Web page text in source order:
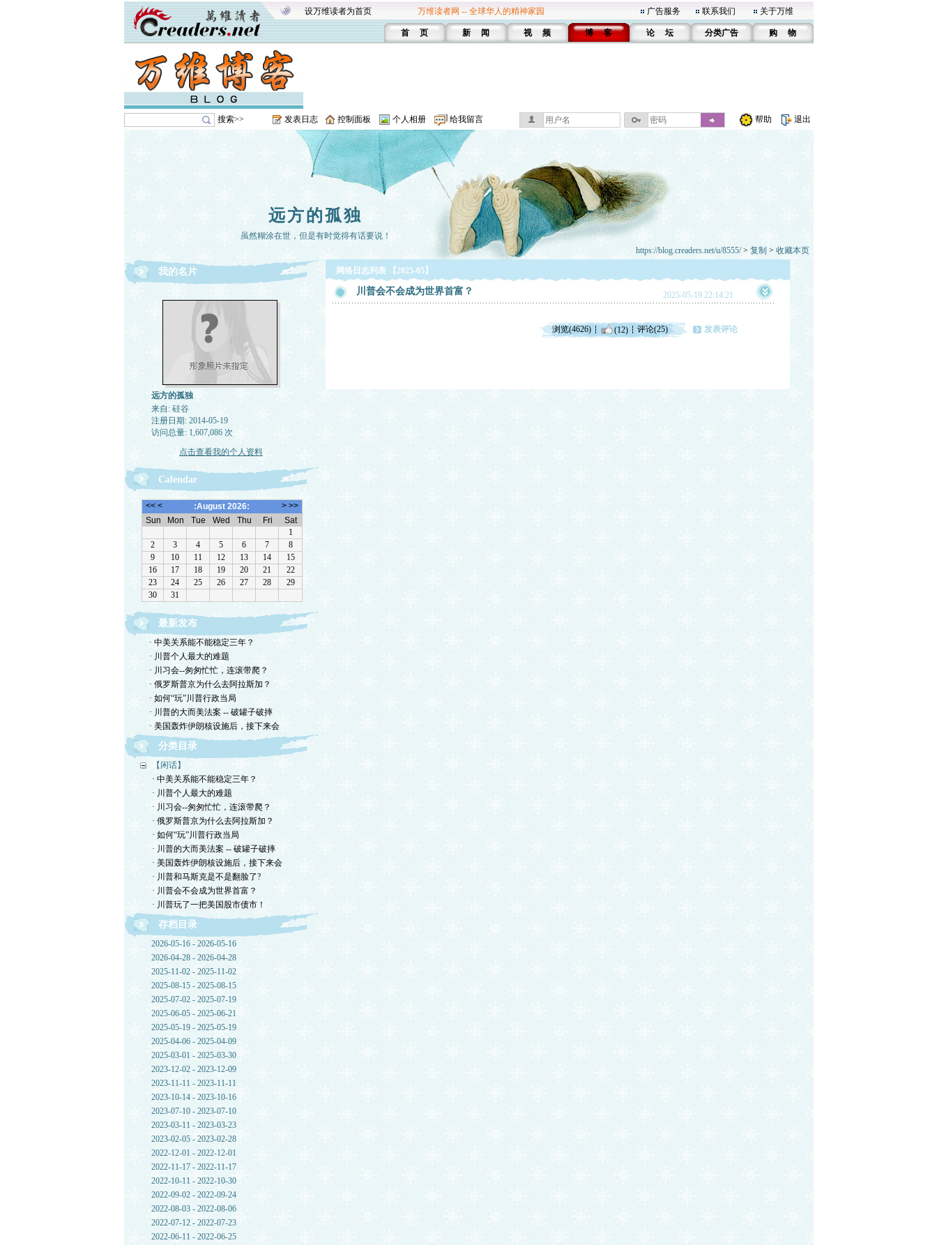
设万维读者为首页 万维读者网 -- 全球华人的精神家园 广告服务 联系我们 关于万维
首 页 新 闻 视 频 博 客 论 坛 分类广告 购 物
搜索>> 发表日志 控制面板 个人相册 给我留言 帮助 退出
远方的孤独
虽然糊涂在世，但是有时觉得有话要说！
https://blog.creaders.net/u/8555/> 复制 > 收藏本页
我的名片
远方的孤独
来自: 硅谷
注册日期: 2014-05-19
访问总量: 1,607,086 次
点击查看我的个人资料
Calendar
最新发布
· 中美关系能不能稳定三年？
· 川普个人最大的难题
· 川习会--匆匆忙忙，连滚带爬？
· 俄罗斯普京为什么去阿拉斯加？
· 如何“玩”川普行政当局
· 川普的大而美法案 -- 破罐子破摔
· 美国轰炸伊朗核设施后，接下来会
分类目录
【闲话】
· 中美关系能不能稳定三年？
· 川普个人最大的难题
· 川习会--匆匆忙忙，连滚带爬？
· 俄罗斯普京为什么去阿拉斯加？
· 如何“玩”川普行政当局
· 川普的大而美法案 -- 破罐子破摔
· 美国轰炸伊朗核设施后，接下来会
· 川普和马斯克是不是翻脸了?
· 川普会不会成为世界首富？
· 川普玩了一把美国股市债市！
存档目录
2026-05-16 - 2026-05-16
2026-04-28 - 2026-04-28
2025-11-02 - 2025-11-02
2025-08-15 - 2025-08-15
2025-07-02 - 2025-07-19
2025-06-05 - 2025-06-21
2025-05-19 - 2025-05-19
2025-04-06 - 2025-04-09
2025-03-01 - 2025-03-30
2023-12-02 - 2023-12-09
2023-11-11 - 2023-11-11
2023-10-14 - 2023-10-16
2023-07-10 - 2023-07-10
2023-03-11 - 2023-03-23
2023-02-05 - 2023-02-28
2022-12-01 - 2022-12-01
2022-11-17 - 2022-11-17
2022-10-11 - 2022-10-30
2022-09-02 - 2022-09-24
2022-08-03 - 2022-08-06
2022-07-12 - 2022-07-23
2022-06-11 - 2022-06-25
网络日志列表 【2025-05】
川普会不会成为世界首富？ 2025-05-19 22:14:21
浏览(4626) (12) 评论(25) 发表评论